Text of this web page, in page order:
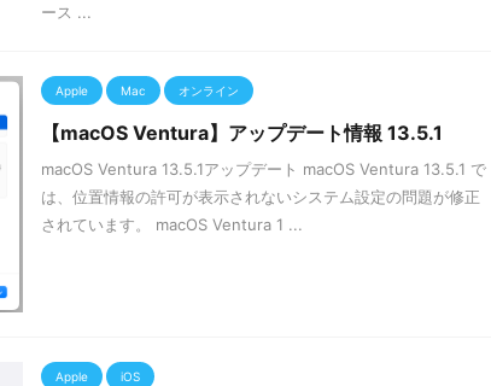
ース ...
Apple Mac オンライン
【macOS Ventura】アップデート情報 13.5.1
macOS Ventura 13.5.1アップデート macOS Ventura 13.5.1 で
は、位置情報の許可が表示されないシステム設定の問題が修正
されています。 macOS Ventura 1 ...
Apple iOS